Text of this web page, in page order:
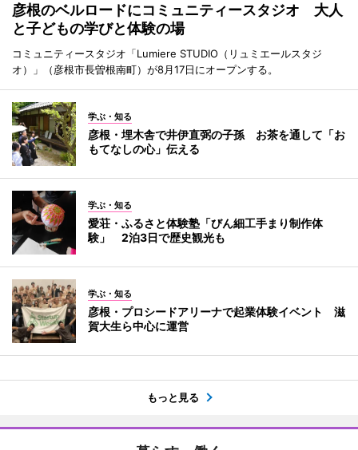
彦根のベルロードにコミュニティースタジオ 大人
と子どもの学びと体験の場
コミュニティースタジオ「Lumiere STUDIO（リュミエールスタジ
オ）」（彦根市長曽根南町）が8月17日にオープンする。
学ぶ・知る
彦根・埋木舎で井伊直弼の子孫 お茶を通して「お
もてなしの心」伝える
学ぶ・知る
愛荘・ふるさと体験塾「びん細工手まり制作体
験」 2泊3日で歴史観光も
学ぶ・知る
彦根・プロシードアリーナで起業体験イベント 滋
賀大生ら中心に運営
もっと見る